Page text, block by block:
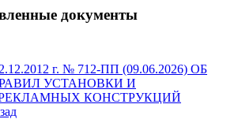
документы
г. № 712-ПП (09.06.2026) ОБ
УСТАНОВКИ И
КОНСТРУКЦИЙ